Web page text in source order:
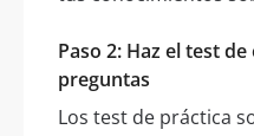
Paso 2: Haz el test
preguntas
Los test de práctica